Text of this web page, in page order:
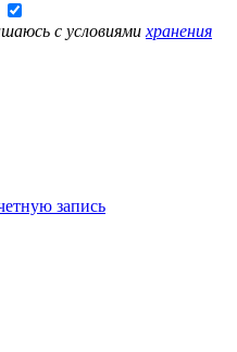
с условиями хранения
запись